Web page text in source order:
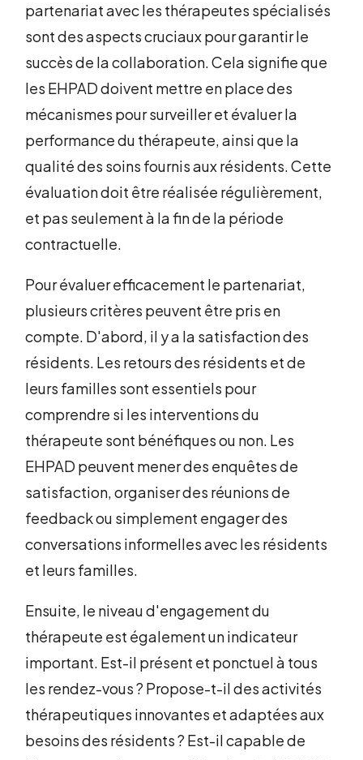
partenariat avec les thérapeutes spécialisés
sont des aspects cruciaux pour garantir le
succès de la collaboration. Cela signifie que
les EHPAD doivent mettre en place des
mécanismes pour surveiller et évaluer la
performance du thérapeute, ainsi que la
qualité des soins fournis aux résidents. Cette
évaluation doit être réalisée régulièrement,
et pas seulement à la fin de la période
contractuelle.
Pour évaluer efficacement le partenariat,
plusieurs critères peuvent être pris en
compte. D'abord, il y a la satisfaction des
résidents. Les retours des résidents et de
leurs familles sont essentiels pour
comprendre si les interventions du
thérapeute sont bénéfiques ou non. Les
EHPAD peuvent mener des enquêtes de
satisfaction, organiser des réunions de
feedback ou simplement engager des
conversations informelles avec les résidents
et leurs familles.
Ensuite, le niveau d'engagement du
thérapeute est également un indicateur
important. Est-il présent et ponctuel à tous
les rendez-vous ? Propose-t-il des activités
thérapeutiques innovantes et adaptées aux
besoins des résidents ? Est-il capable de